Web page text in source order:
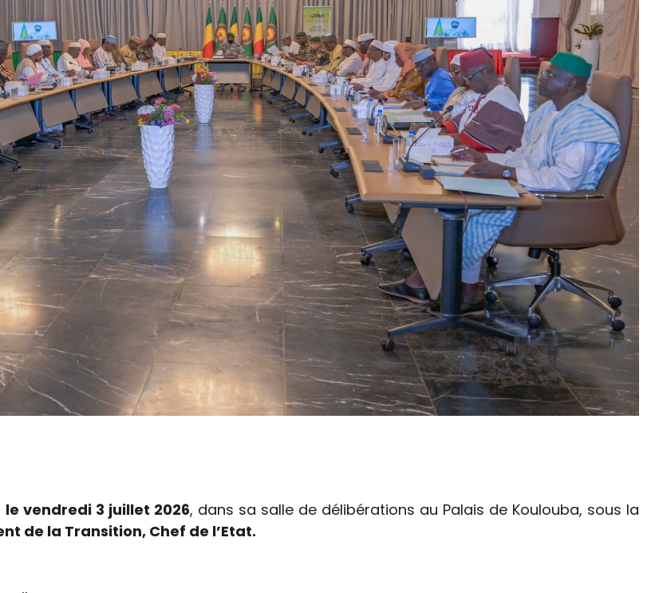
le vendredi 3 juillet 2026, dans sa salle de délibérations au Palais de Koulouba, sous la
de la Transition, Chef de l’Etat.